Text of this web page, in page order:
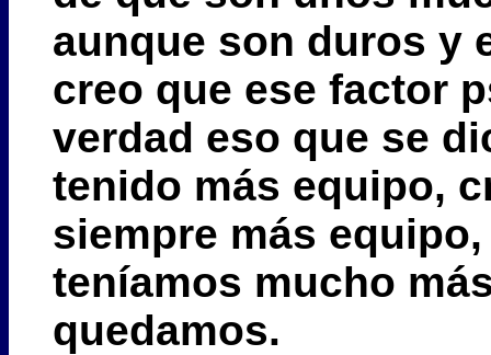
aunque son duros y
creo que ese factor
verdad eso que se
tenido más equipo,
siempre más
teníamos mucho
quedamos.